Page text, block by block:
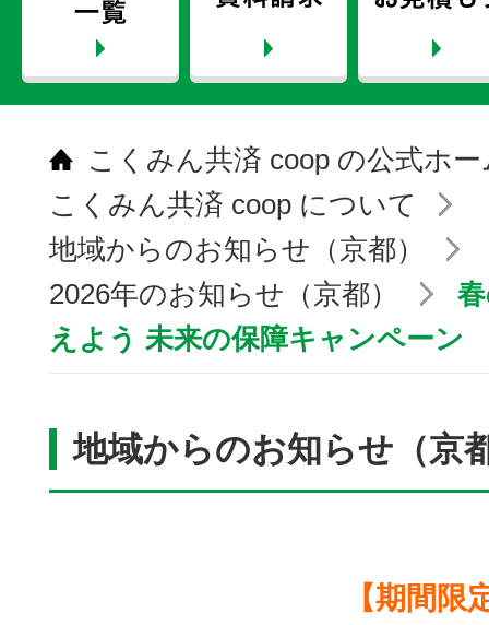
こくみん共済 coop の公式ホ
こくみん共済 coop について
地域からのお知らせ（京都）
2026年のお知らせ（京都）
えよう 未来の保障キャンペーン
地域からのお知らせ（京
【期間限